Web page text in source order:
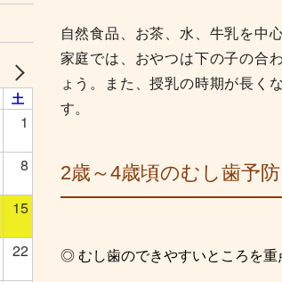
自然食品、お茶、水、牛乳を中
家庭では、おやつは下の子の合
ょう。また、授乳の時期が長く
す。
2歳～4歳頃のむし歯予防
◎ むし歯のできやすいところを重
土
1
8
15
22